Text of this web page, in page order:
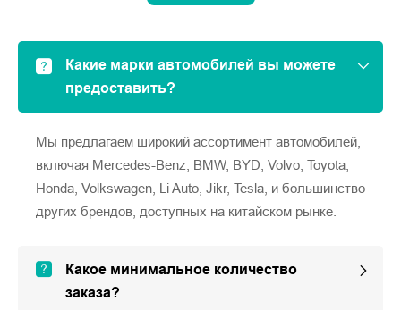
Какие марки автомобилей вы можете
предоставить?
Мы предлагаем широкий ассортимент автомобилей,
включая Mercedes-Benz, BMW, BYD, Volvo, Toyota,
Honda, Volkswagen, Li Auto, Jikr, Tesla, и большинство
других брендов, доступных на китайском рынке.
Какое минимальное количество
заказа?